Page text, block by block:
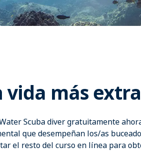
vida más
Scuba diver gratuitamente
que desempeñan los/as
el resto del curso en línea para